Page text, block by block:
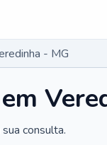
- MG
consulta.